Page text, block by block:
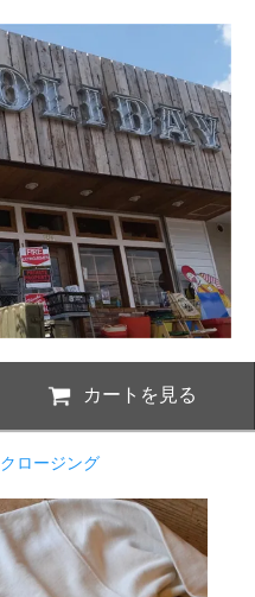
カートを見る
クロージング